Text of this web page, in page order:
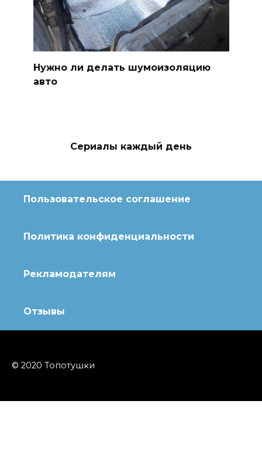
Нужно ли делать шумоизоляцию
авто
Сериалы каждый день
Пользовательское соглашение
Политика конфиденциальности
Рекламодателям
Отзывы
© 2020 Топотушки